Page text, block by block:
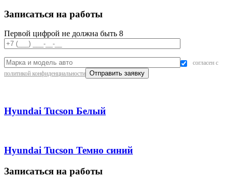
Записаться на работы
Первой цифрой не должна быть 8
согласен с
политикой конфиденциальности
Hyundai Tucson Белый
Hyundai Tucson Темно синий
Записаться на работы